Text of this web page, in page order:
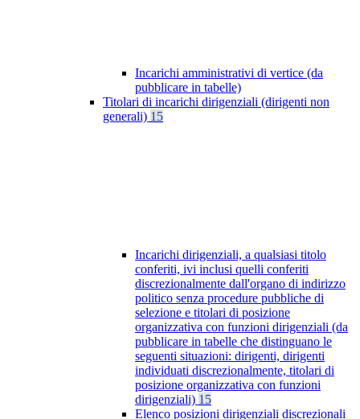
Incarichi amministrativi di vertice (da
pubblicare in tabelle)
Titolari di incarichi dirigenziali (dirigenti non
generali) 15
Incarichi dirigenziali, a qualsiasi titolo
conferiti, ivi inclusi quelli conferiti
discrezionalmente dall'organo di indirizzo
politico senza procedure pubbliche di
selezione e titolari di posizione
organizzativa con funzioni dirigenziali (da
pubblicare in tabelle che distinguano le
seguenti situazioni: dirigenti, dirigenti
individuati discrezionalmente, titolari di
posizione organizzativa con funzioni
dirigenziali) 15
Elenco posizioni dirigenziali discrezionali